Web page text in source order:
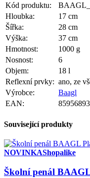
Kód produktu:
Hloubka:
17 cm
Šířka:
28 cm
Výška:
37 cm
Hmotnost:
1000 g
Nosnost:
6
Objem:
18 l
Reflexní prvky: ano, ze
Výrobce:
Baagl
EAN:
Související produkty
NOVINKAShopalike
Školní penál